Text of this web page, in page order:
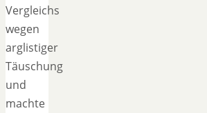
Vergleichs
wegen
arglistiger
Täuschung
und
machte